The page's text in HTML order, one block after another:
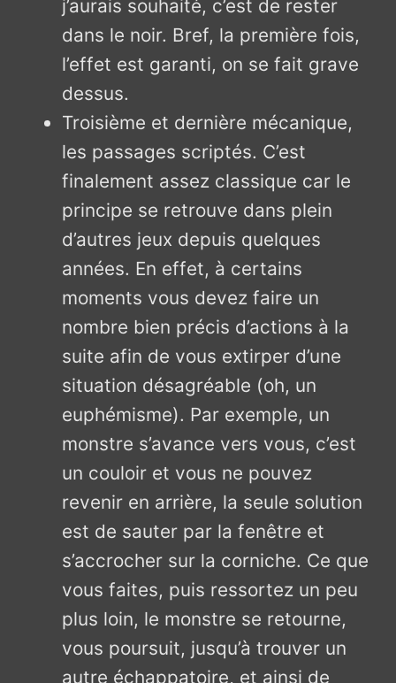
j’aurais souhaité, c’est de rester
dans le noir. Bref, la première fois,
l’effet est garanti, on se fait grave
dessus.
Troisième et dernière mécanique,
les passages scriptés. C’est
finalement assez classique car le
principe se retrouve dans plein
d’autres jeux depuis quelques
années. En effet, à certains
moments vous devez faire un
nombre bien précis d’actions à la
suite afin de vous extirper d’une
situation désagréable (oh, un
euphémisme). Par exemple, un
monstre s’avance vers vous, c’est
un couloir et vous ne pouvez
revenir en arrière, la seule solution
est de sauter par la fenêtre et
s’accrocher sur la corniche. Ce que
vous faites, puis ressortez un peu
plus loin, le monstre se retourne,
vous poursuit, jusqu’à trouver un
autre échappatoire, et ainsi de